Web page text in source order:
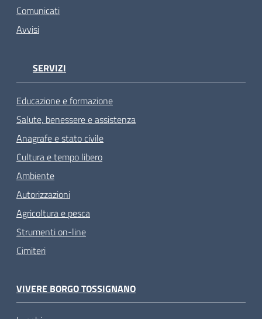
Comunicati
Avvisi
SERVIZI
Educazione e formazione
Salute, benessere e assistenza
Anagrafe e stato civile
Cultura e tempo libero
Ambiente
Autorizzazioni
Agricoltura e pesca
Strumenti on-line
Cimiteri
VIVERE BORGO TOSSIGNANO